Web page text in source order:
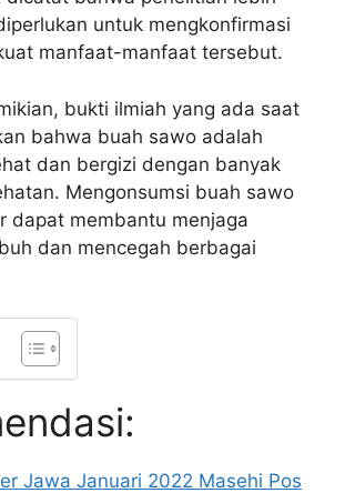
untuk mengkonfirmasi
manfaat-manfaat tersebut.
bukti ilmiah yang ada saat
bahwa buah sawo adalah
dan bergizi dengan banyak
Mengonsumsi buah sawo
dapat membantu menjaga
dan mencegah berbagai
Jawa Januari 2022 Masehi Pos